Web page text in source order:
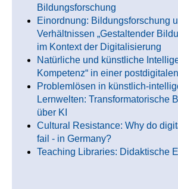
Bildungsforschung
Einordnung: Bildungsforschung
Verhältnissen „Gestaltender
im Kontext der Digitalisierung
Natürliche und künstliche
Kompetenz“ in einer
Problemlösen in künstlich-
Lernwelten: Transformatorische
über KI
Cultural Resistance: Why do
fail - in Germany?
Teaching Libraries: Didaktische